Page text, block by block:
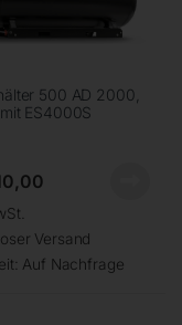
500 AD 2000,
ES4000S
Versand
Auf Nachfrage